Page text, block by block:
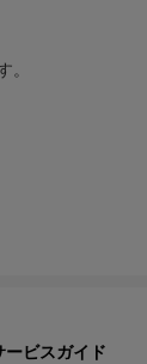
。
ビスガイド